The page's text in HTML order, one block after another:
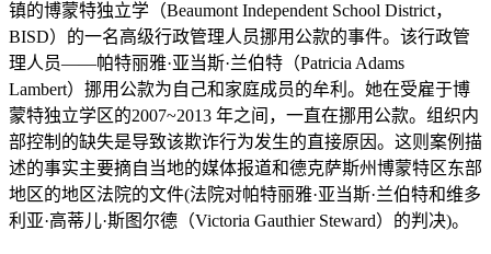
镇的博蒙特独立学（Beaumont Independent School District，
BISD）的一名高级行政管理人员挪用公款的事件。该行政管
理人员——帕特丽雅·亚当斯·兰伯特（Patricia Adams
Lambert）挪用公款为自己和家庭成员的牟利。她在受雇于博
蒙特独立学区的2007~2013 年之间，一直在挪用公款。组织内
部控制的缺失是导致该欺诈行为发生的直接原因。这则案例描
述的事实主要摘自当地的媒体报道和德克萨斯州博蒙特区东部
地区的地区法院的文件(法院对帕特丽雅·亚当斯·兰伯特和维多
利亚·高蒂儿·斯图尔德（Victoria Gauthier Steward）的判决)。